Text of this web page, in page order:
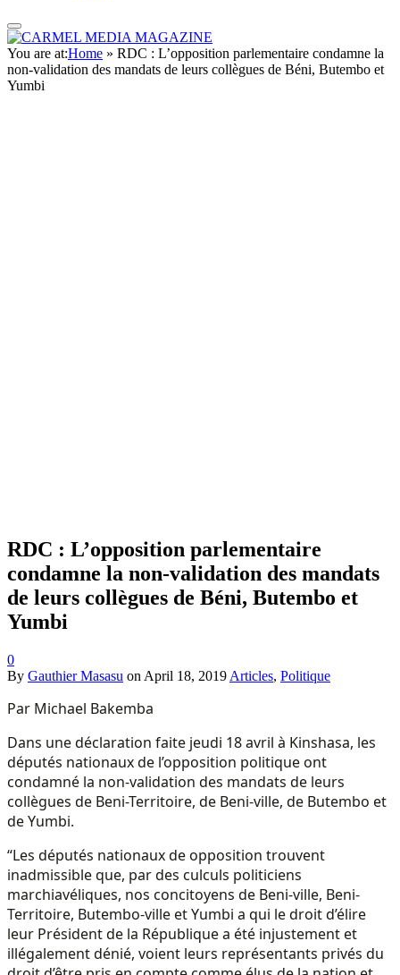
You are at:Home » RDC : L’opposition parlementaire condamne la
non-validation des mandats de leurs collègues de Béni, Butembo et
Yumbi
RDC : L’opposition parlementaire
condamne la non-validation des mandats
de leurs collègues de Béni, Butembo et
Yumbi
0
By Gauthier Masasu on April 18, 2019 Articles, Politique
Par Michael Bakemba
Dans une déclaration faite jeudi 18 avril à Kinshasa, les
députés nationaux de l’opposition politique ont
condamné la non-validation des mandats de leurs
collègues de Beni-Territoire, de Beni-ville, de Butembo et
de Yumbi.
“Les députés nationaux de opposition trouvent
inadmissible que, par des culculs politiciens
marchiavéliques, nos concitoyens de Beni-ville, Beni-
Territoire, Butembo-ville et Yumbi a qui le droit d’élire
leur Président de la République a été injustement et
illégalement dénié, voient leurs représentants privés du